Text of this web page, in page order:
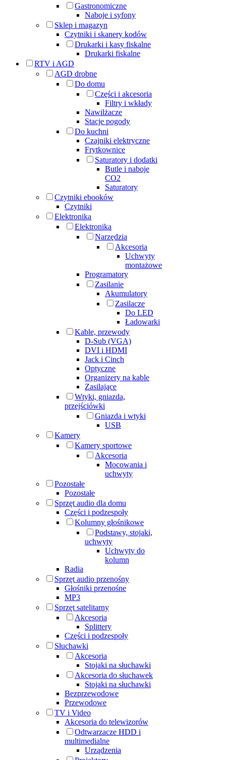
Gastronomiczne
Naboje i syfony
Sklep i magazyn
Czytniki i skanery kodów
Drukarki i kasy fiskalne
Drukarki fiskalne
RTV i AGD
AGD drobne
Do domu
Części i akcesoria
Filtry i wkłady
Nawilżacze
Stacje pogody
Do kuchni
Czajniki elektryczne
Frytkownice
Saturatory i dodatki
Butle i naboje
CO2
Saturatory
Czytniki ebooków
Czytniki
Elektronika
Elektronika
Narzędzia
Akcesoria
Uchwyty
montażowe
Programatory
Zasilanie
Akumulatory
Zasilacze
Do LED
Ładowarki
Kable, przewody
D-Sub (VGA)
DVI i HDMI
Jack i Cinch
Optyczne
Organizery na kable
Zasilające
Wtyki, gniazda,
przejściówki
Gniazda i wtyki
USB
Kamery
Kamery sportowe
Akcesoria
Mocowania i
uchwyty
Pozostałe
Pozostałe
Sprzęt audio dla domu
Części i podzespoły
Kolumny głośnikowe
Podstawy, stojaki,
uchwyty
Uchwyty do
kolumn
Radia
Sprzęt audio przenośny
Głośniki przenośne
MP3
Sprzęt satelitarny
Akcesoria
Splittery
Części i podzespoły
Słuchawki
Akcesoria
Stojaki na słuchawki
Akcesoria do słuchawek
Stojaki na słuchawki
Bezprzewodowe
Przewodowe
TV i Video
Akcesoria do telewizorów
Odtwarzacze HDD i
multimedialne
Urządzenia